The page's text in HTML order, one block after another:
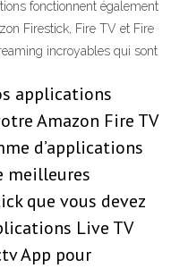
fonctionnent également
Firestick, Fire TV et Fire
incroyables qui sont
applications
Amazon Fire TV
d’applications
meilleures
que vous devez
Live TV
App pour